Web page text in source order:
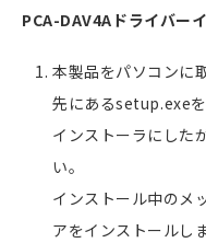
PCA-DAV4Aドライバー
本製品をパソコンに
先にあるsetup.exeを
インストーラにした
い。
インストール中のメ
アをインストールし